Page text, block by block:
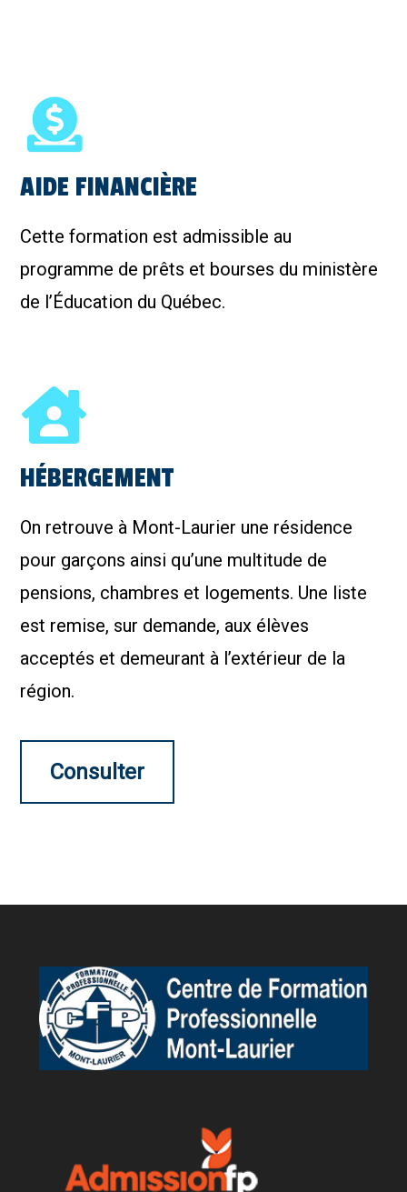
AIDE FINANCIÈRE
Cette formation est admissible au
programme de prêts et bourses du ministère
de l’Éducation du Québec.
HÉBERGEMENT
On retrouve à Mont-Laurier une résidence
pour garçons ainsi qu’une multitude de
pensions, chambres et logements. Une liste
est remise, sur demande, aux élèves
acceptés et demeurant à l’extérieur de la
région.
Consulter